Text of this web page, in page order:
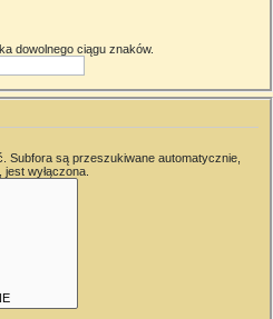
dowolnego ciągu znaków.
są przeszukiwane automatycznie,
wyłączona.